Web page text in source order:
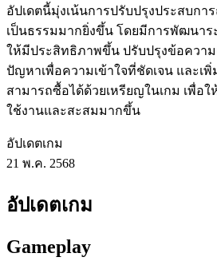
อัปเดตนี้มุ่งเน้นการปรับปรุงประสบกา
เป็นธรรมมากยิ่งขึ้น โดยมีการพัฒนาร
ให้มีประสิทธิภาพขึ้น ปรับปรุงข้อความ
ปัญหาเพื่อความเข้าใจที่ชัดเจน และเ
สามารถซื้อได้ด้วยเหรียญในเกม เพื่อใ
ใช้งานและสะสมมากขึ้น
อัปเดตเกม
21 พ.ค. 2568
อัปเดตเกม
Gameplay